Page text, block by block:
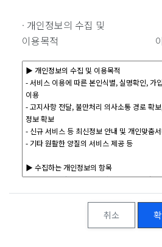
· 개인정보의 수집 및
이용목적
취소